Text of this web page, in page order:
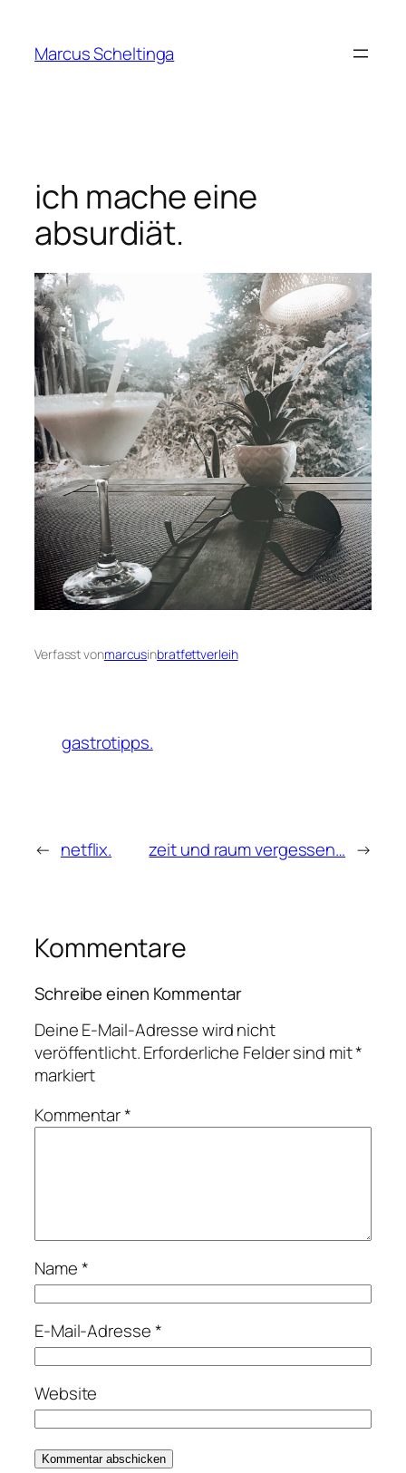
springen
Marcus Scheltinga
ich mache eine
absurdiät.
Verfasst vonmarcusinbratfettverleih
gastrotipps.
← netflix. zeit und raum vergessen… →
Kommentare
Schreibe einen Kommentar
Deine E-Mail-Adresse wird nicht
veröffentlicht.Erforderliche Felder sind mit*
markiert
Kommentar*
Name*
E-Mail-Adresse*
Website